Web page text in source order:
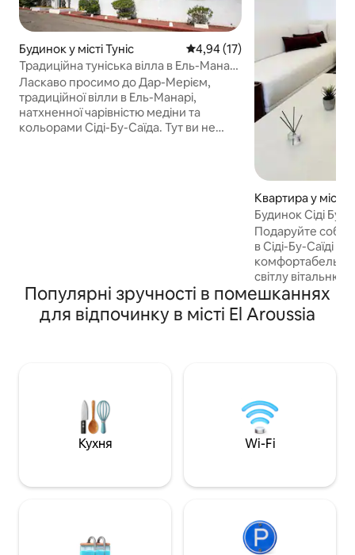
Будинок у місті Туніс Середня оцінка: 4,94 з 5,
4,94 (17)
Традиційна туніська вілла в Ель-Манарі
(Туніс)
Ласкаво просимо до Дар-Мерієм,
традиційної вілли в Ель-Манарі,
натхненної чарівністю медіни та
кольорами Сіді-Бу-Саїда. Тут ви не
Квартира у місті
Будинок Сіді Бу
Подаруйте собі
в Сіді-Бу-Саїді в
світлу вітальню,
добре
повністю
ідеальному
кафе та
Аеропорт
хвилинах ходьби.
Популярні зручності в помешканнях
для відпочинку в місті El Aroussia
Кухня Wi-Fi